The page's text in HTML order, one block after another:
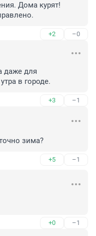
Дома курят!
+2 –0
даже для
в городе.
+3 –1
зима?
+5 –1
+0 –1